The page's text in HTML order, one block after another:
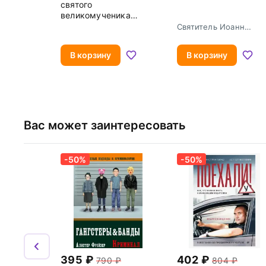
святого
великомученика
В корзину
Святитель Иоанн
В корзину
Вас может заинтересовать
-50%
395
790
-50%
402
804